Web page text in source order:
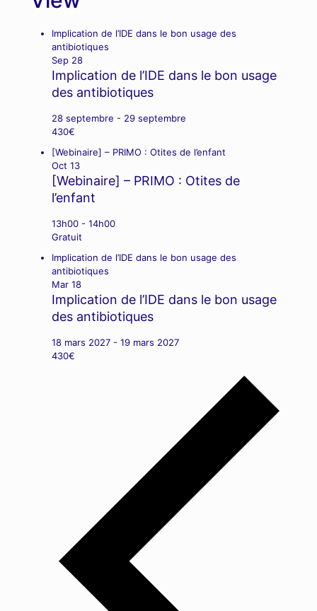
Implication de l’IDE dans le bon usage des
antibiotiques
Sep 28
Implication de l’IDE dans le bon usage
des antibiotiques
28 septembre - 29 septembre
430€
[Webinaire] – PRIMO : Otites de l’enfant
Oct 13
[Webinaire] – PRIMO : Otites de
l’enfant
13h00 - 14h00
Gratuit
Implication de l’IDE dans le bon usage des
antibiotiques
Mar 18
Implication de l’IDE dans le bon usage
des antibiotiques
18 mars 2027 - 19 mars 2027
430€